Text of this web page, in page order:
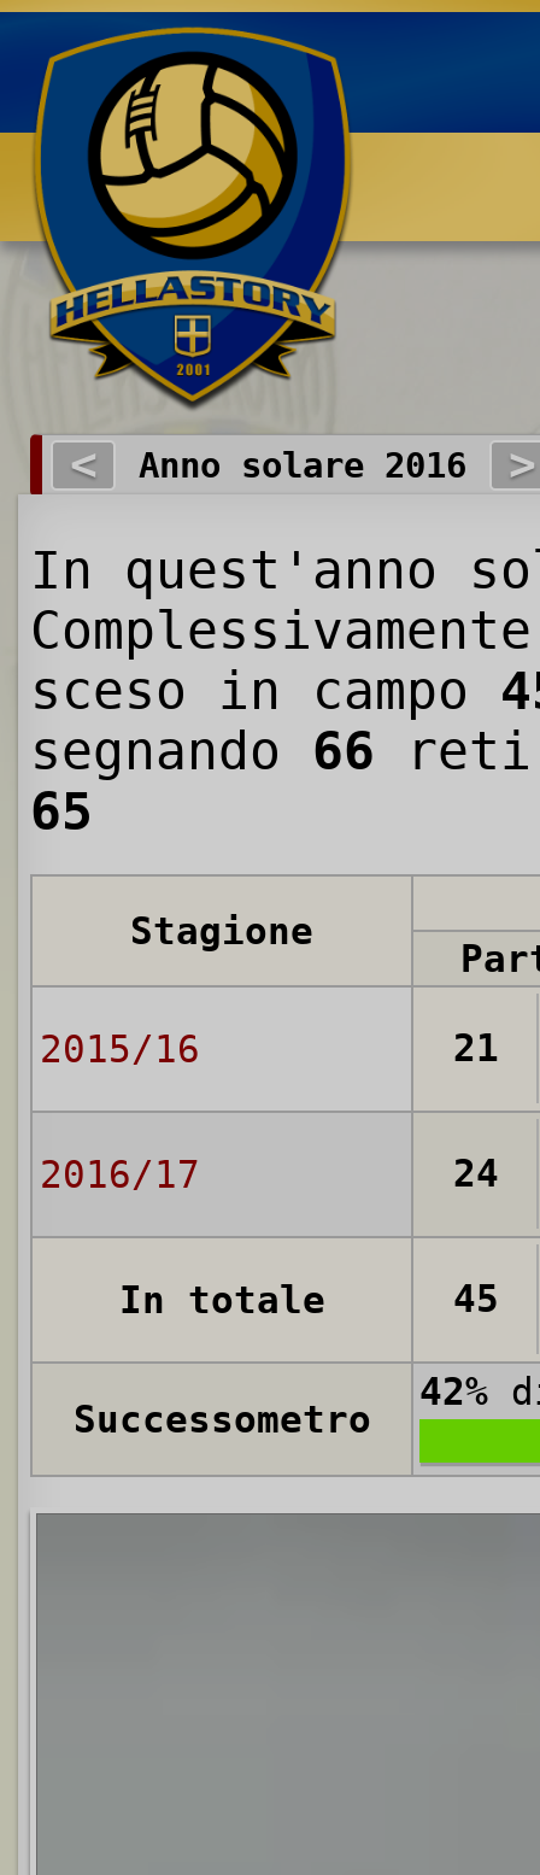
Benvenuti su HELLASTORY.net
< Anno solare 2016 >
In quest'anno
sceso in campo
segnando 66 reti
65
Stagione
2015/16 21
2016/17 24
In totale 45
Successometro
42%